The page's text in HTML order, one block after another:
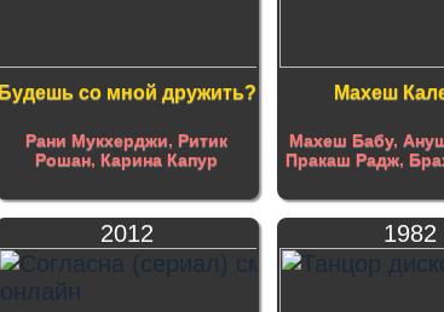
Будешь со мной дружить?
Рани Мукхерджи,Ритик
Рошан,Карина Капур
Махеш
Махеш Бабу,
Пракаш Радж,
2012 1982